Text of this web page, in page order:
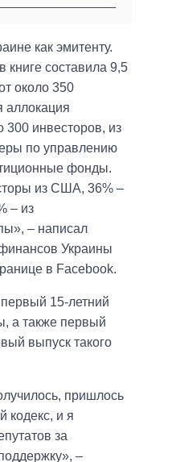
как эмитенту.
книге составила 9,5
около 350
аллокация
300 инвесторов, из
по управлению
фонды.
из США, 36% –
– из
– написал
Украины
в Facebook.
15-летний
а также первый
выпуск такого
пришлось
кодекс, и я
за
–